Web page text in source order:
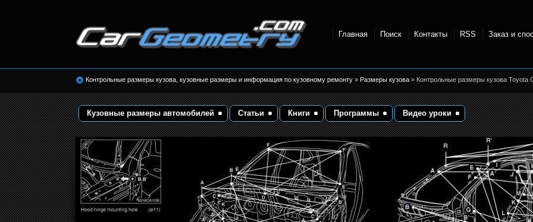
кузовные размеры. Геометрия кузова
Главная Поиск Контакты RSS Заказ и
Контрольные размеры кузова, кузовные размеры и информация по кузовному ремонту»Размеры кузова» Контрольные размеры кузова Toyota
Кузовные размеры автомобилей Статьи Книги Программы Видео уроки